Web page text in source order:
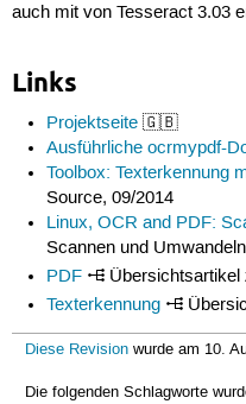
auch mit von Tesseract 3.03
Links
Projektseite 🇬🇧
Ausführliche ocrmypdf-
Toolbox: Texterkennung
Source, 09/2014
Linux, OCR and PDF:
Scannen und
PDF
Übersichtsartikel
Texterkennung
Diese Revision wurde am 10.
Die folgenden Schlagworte